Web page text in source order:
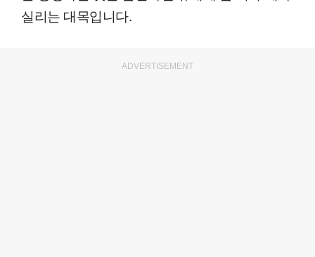
실리는 대목입니다.
ADVERTISEMENT